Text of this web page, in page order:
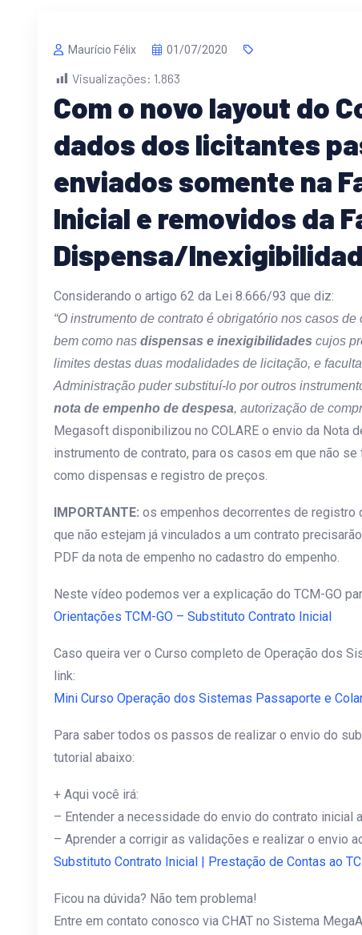
Maurício Félix 01/07/2020
Visualizações: 1.863
Com o novo layout do
dados dos licitantes
enviados somente na
Inicial e removidos da
Dispensa/
Considerando o artigo 62 da Lei 8.666/93 que diz:
“O instrumento de contrato é obrigatório nos casos
bem como nas dispensas e inexigibilidades cujos
limites destas duas modalidades de licitação, e
Administração pudersubstituí-lo por outros
nota de empenho de despesa, autorização de
Megasoft disponibilizou no COLARE o envio da Nota
instrumento de contrato, para os casos em que não
como dispensas e registro de preços.
IMPORTANTE: os empenhos decorrentes de
que não estejam já vinculados a um contrato
PDF da nota de empenho no cadastro do empenho.
Neste vídeo podemos ver a explicação do TCM-GO
Orientações TCM-GO – Substituto Contrato Inicial
Caso queira ver o Curso completo de Operação dos
link:
Mini Curso Operação dos Sistemas Passaporte e
Para saber todos os passos de realizar o envio do
tutorial abaixo:
+ Aqui você irá:
– Entender a necessidade do envio do contrato inicial
– Aprender a corrigir as validações e realizar o envio
Substituto Contrato Inicial | Prestação de Contas ao
Ficou na dúvida? Não tem problema!
Entre em contato conosco via CHAT no Sistema